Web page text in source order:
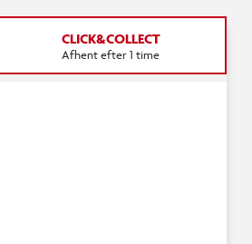
CLICK&COLLECT
Afhent efter 1 time